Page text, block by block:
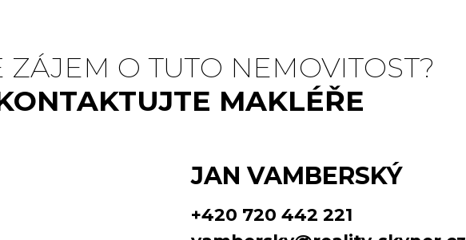
ZÁJEM O TUTO NEMOVITOST?
MAKLÉŘE
JAN VAMBERSKÝ
+420 720 442 221